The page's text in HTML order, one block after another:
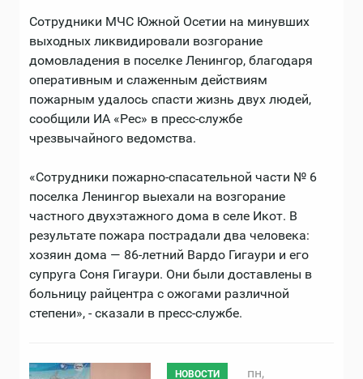
Сотрудники МЧС Южной Осетии на минувших
выходных ликвидировали возгорание
домовладения в поселке Ленингор, благодаря
оперативным и слаженным действиям
пожарным удалось спасти жизнь двух людей,
сообщили ИА «Рес» в пресс-службе
чрезвычайного ведомства.
«Сотрудники пожарно-спасательной части № 6
поселка Ленингор выехали на возгорание
частного двухэтажного дома в селе Икот. В
результате пожара пострадали два человека:
хозяин дома — 86-летний Вардо Гигаури и его
супруга Соня Гигаури. Они были доставлены в
больницу райцентра с ожогами различной
степени», - сказали в пресс-службе.
НОВОСТИ
пн,